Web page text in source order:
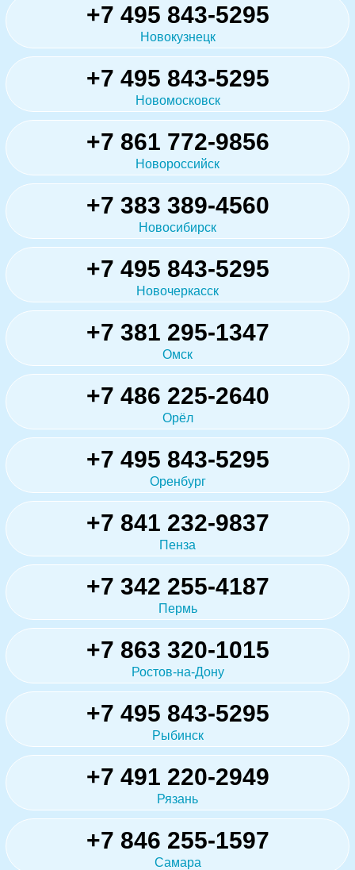
+7 495 843-5295
Новокузнецк
+7 495 843-5295
Новомосковск
+7 861 772-9856
Новороссийск
+7 383 389-4560
Новосибирск
+7 495 843-5295
Новочеркасск
+7 381 295-1347
Омск
+7 486 225-2640
Орёл
+7 495 843-5295
Оренбург
+7 841 232-9837
Пенза
+7 342 255-4187
Пермь
+7 863 320-1015
Ростов-на-Дону
+7 495 843-5295
Рыбинск
+7 491 220-2949
Рязань
+7 846 255-1597
Самара